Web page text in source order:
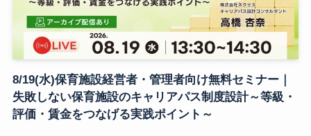
8/19(水)保育施設経営者・管理者向け無料セミナー｜
失敗しない保育施設のキャリアパス制度設計～等級・
評価・賃金をつなげる実践ポイント～